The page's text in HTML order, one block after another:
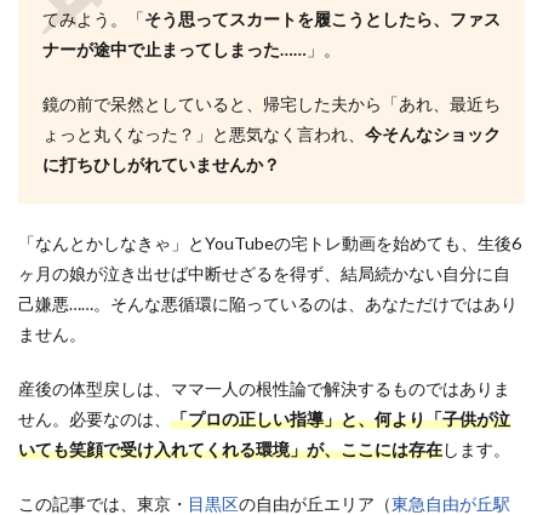
てみよう。「そう思ってスカートを履こうとしたら、ファス
ナーが途中で止まってしまった…… 」。
鏡の前で呆然としていると、帰宅した夫から「あれ、最近ち
ょっと丸くなった？」と悪気なく言われ、 今そんなショック
に打ちひしがれていませんか？
「なんとかしなきゃ」とYouTubeの宅トレ動画を始めても、生後6
ヶ月の娘が泣き出せば中断せざるを得ず、結局続かない自分に自
己嫌悪……。そんな悪循環に陥っているのは、あなただけではあり
ません。
産後の体型戻しは、ママ一人の根性論で解決するものではありま
せん。必要なのは、 「プロの正しい指導」と、何より「子供が泣
いても笑顔で受け入れてくれる環境」が、ここには存在します。
この記事では、東京・ 目黒区の自由が丘エリア（東急自由が丘駅